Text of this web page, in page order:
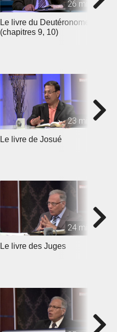
26 min
Le livre du Deutéronome
(chapitres 9, 10)
23 min
Le livre de Josué
24 min
Le livre des Juges